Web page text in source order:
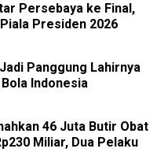
Persebaya ke Final,
Presiden 2026
Panggung Lahirnya
Indonesia
46 Juta Butir Obat
Miliar, Dua Pelaku